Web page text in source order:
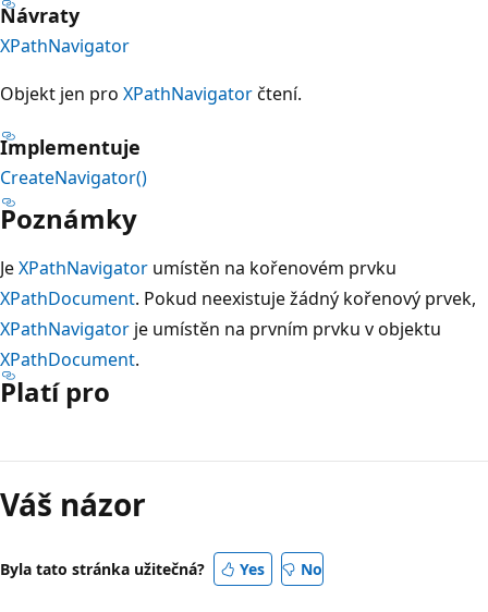
Návraty
XPathNavigator
Objekt jen pro XPathNavigatorčtení.
Implementuje
CreateNavigator()
Poznámky
JeXPathNavigator umístěn na kořenovém prvku
XPathDocument. Pokud neexistuje žádný kořenový prvek,
XPathNavigator je umístěn na prvním prvku v objektu
XPathDocument.
Platí pro
čtení
zakázán
Váš názor
Byla tato stránka užitečná? Yes No